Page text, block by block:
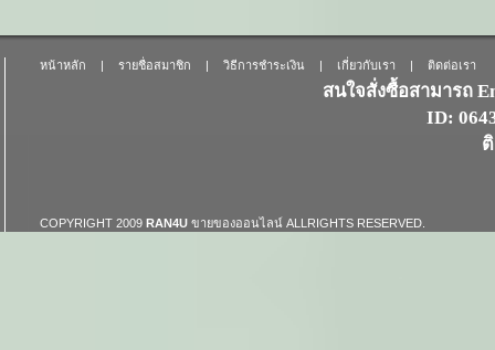
หน้าหลัก | รายชื่อสมาชิก | วิธีการชำระเงิน | เกี่ยวกับเรา | ติดต่อเรา
สนใจสั่งซื้อสามารถ
ID:
COPYRIGHT 2009 RAN4U ขายของออนไลน์ ALLRIGHTS RESERVED.